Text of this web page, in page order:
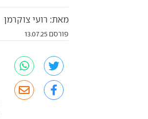
מאת: רועי צוקרמן
פורסם 13.07.25